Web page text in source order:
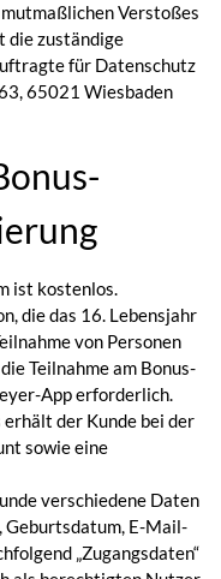
Verstoßes
die zuständige
für Datenschutz
65021 Wiesbaden
ist kostenlos.
die das 16. Lebensjahr
von Personen
Teilnahme am Bonus-
App erforderlich.
der Kunde bei der
sowie eine
verschiedene Daten
Geburtsdatum, E-Mail-
„Zugangsdaten“